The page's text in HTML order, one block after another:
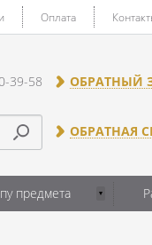
Оплата
39-58 ОБРАТНЫЙ
ОБРАТНАЯ
предмета